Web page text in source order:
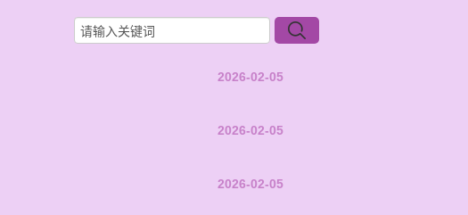
2026-02-05
2026-02-05
2026-02-05